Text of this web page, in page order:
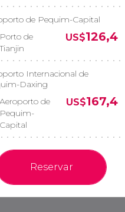
de Pequim-Capital
Porto de
Tianjin
US$126,4
Internacional de
Daxing
Aeroporto de
Pequim-
Capital
US$167,4
Reservar